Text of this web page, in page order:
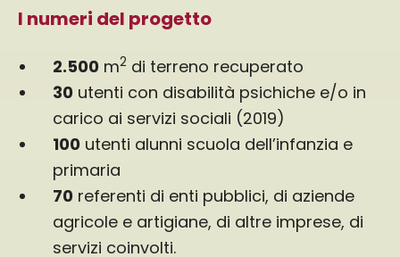
I numeri del progetto
2.500 m2 di terreno recuperato
30 utenti con disabilità psichiche e/o in
carico ai servizi sociali (2019)
100 utenti alunni scuola dell’infanzia e
primaria
70 referenti di enti pubblici, di aziende
agricole e artigiane, di altre imprese, di
servizi coinvolti.